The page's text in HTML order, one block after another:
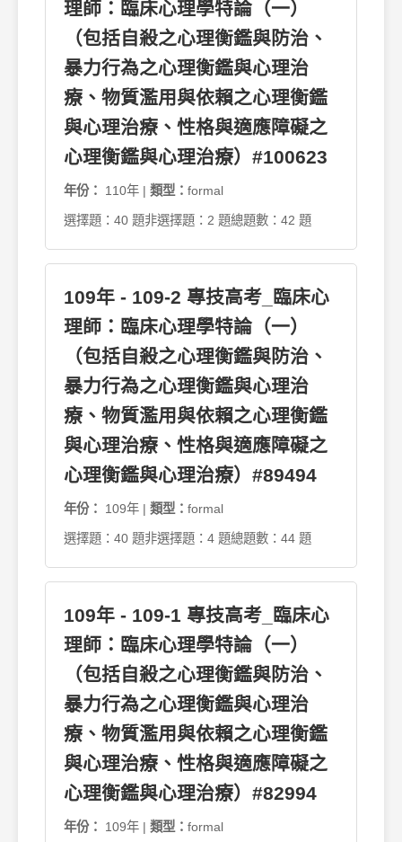
理師：臨床心理學特論（一）
（包括自殺之心理衡鑑與防治、
暴力行為之心理衡鑑與心理治
療、物質濫用與依賴之心理衡鑑
與心理治療、性格與適應障礙之
心理衡鑑與心理治療）#100623
年份： 110年 | 類型： formal
選擇題：40 題非選擇題：2 題總題數：42 題
109年 - 109-2 專技高考_臨床心
理師：臨床心理學特論（一）
（包括自殺之心理衡鑑與防治、
暴力行為之心理衡鑑與心理治
療、物質濫用與依賴之心理衡鑑
與心理治療、性格與適應障礙之
心理衡鑑與心理治療）#89494
年份： 109年 | 類型： formal
選擇題：40 題非選擇題：4 題總題數：44 題
109年 - 109-1 專技高考_臨床心
理師：臨床心理學特論（一）
（包括自殺之心理衡鑑與防治、
暴力行為之心理衡鑑與心理治
療、物質濫用與依賴之心理衡鑑
與心理治療、性格與適應障礙之
心理衡鑑與心理治療）#82994
年份： 109年 | 類型： formal